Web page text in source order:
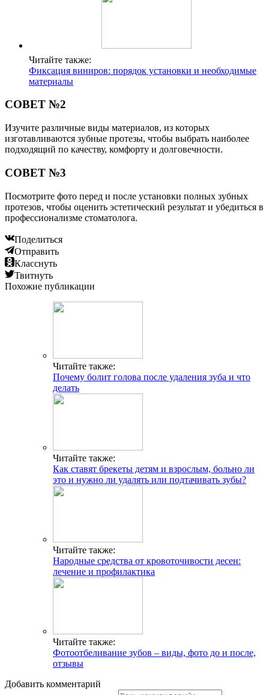
Читайте также:
Фиксация виниров: порядок установки и необходимые
материалы
СОВЕТ №2
Изучите различные виды материалов, из которых
изготавливаются зубные протезы, чтобы выбрать наиболее
подходящий по качеству, комфорту и долговечности.
СОВЕТ №3
Посмотрите фото перед и после установки полных зубных
протезов, чтобы оценить эстетический результат и убедиться в
профессионализме стоматолога.
Поделиться
Отправить
Класснуть
Твитнуть
Похожие публикации
Читайте также:
Почему болит голова после удаления зуба и что
делать
Читайте также:
Как ставят брекеты детям и взрослым, больно ли
это и нужно ли удалять или подтачивать зубы?
Читайте также:
Народные средства от кровоточивости десен:
лечение и профилактика
Читайте также:
Фотоотбеливание зубов – виды, фото до и после,
отзывы
Добавить комментарий